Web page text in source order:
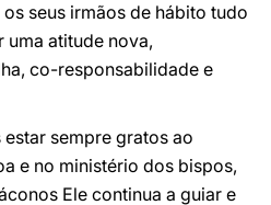
seus irmãos de hábito tudo
uma atitude nova,
co-responsabilidade e
sempre gratos ao
e no ministério dos bispos,
Ele continua a guiar e